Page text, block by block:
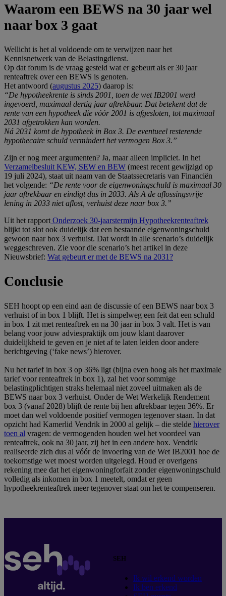
Waarom een BEWS na 30 jaar wel
naar box 3 gaat
Wellicht is het al voldoende om te verwijzen naar het
Kennisnetwerk van de Belastingdienst.
Op dat forum is de vraag gesteld wat er gebeurt als er 30 jaar
renteaftrek over een BEWS is genoten.
Het antwoord (augustus 2025) daarop is:
“De hypotheekrente is sinds 2001, toen de wet IB2001 werd
ingevoerd, maximaal dertig jaar aftrekbaar. Dat betekent dat de
rente van een hypotheek die vóór 2001 is afgesloten, tot maximaal
2031 afgetrokken kan worden.
Ná 2031 komt de hypotheek in Box 3. De eventueel resterende
hypothecaire schuld vermindert het vermogen Box 3.”
Zijn er nog meer argumenten? Ja, maar alleen impliciet. In het
Verzamelbesluit KEW, SEW en BEW (meest recent gewijzigd op
19 juli 2024), staat uit naam van de Staatssecretaris van Financiën
het volgende: “De rente voor de eigenwoningschuld is maximaal 30
jaar aftrekbaar en eindigt dus in 2033. Als A de aflossingsvrije
lening in 2033 niet aflost, verhuist deze naar box 3.”
Uit het rapport Onderzoek 30-jaarstermijn Hypotheekrenteaftrek
blijkt tot slot ook duidelijk dat een bestaande eigenwoningschuld
gewoon naar box 3 verhuist. Dat wordt in alle scenario’s duidelijk
weggeschreven. Zie voor die scenario’s het artikel in deze
Nieuwsbrief: Wat gebeurt er met de BEWS na 2031?
Conclusie
SEH hoopt op een eind aan de discussie of een BEWS naar box 3
verhuist of in box 1 blijft. Het is simpelweg een feit dat een schuld
in box 1 zit met renteaftrek en na 30 jaar in box 3 valt. Het is van
belang voor jouw adviespraktijk om jouw klant daarover
duidelijkheid te geven en je niet af te laten leiden door andere
berichtgeving (‘fake news’) hierover.
Nu het tarief in box 3 op 36% ligt (bijna even hoog als het maximale
tarief voor renteaftrek in box 1), zal het voor sommige
belastingplichtigen straks helemaal niet zoveel uitmaken als de
BEWS naar box 3 verhuist. Onder de Wet Werkelijk Rendement
box 3 (vanaf 2028) blijft de rente bij hen aftrekbaar tegen 36%. Er
moet dan wel voldoende positief vermogen tegenover staan. In dat
opzicht had Kamerlid Vendrik in 2000 al gelijk – die stelde hierover
toen al vragen: de vermogenden houden wel het voordeel van
renteaftrek, ook na 30 jaar, zij het in een andere box. Vendrik
realiseerde zich dus al vóór de invoering van de Wet IB2001 hoe de
toekomstige wet moest worden uitgelegd. Houd er overigens
rekening mee dat het eigenwoningforfait zonder eigenwoningschuld
volledig als inkomen in box 1 meetelt, omdat er geen
hypotheekrenteaftrek meer tegenover staat om het te compenseren.
SEH
Ik wil erkend worden
Ik ben erkend